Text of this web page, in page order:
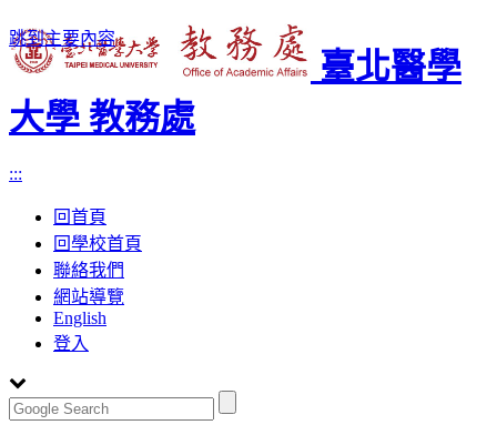
跳到主要內容
臺北醫學
大學 教務處
:::
回首頁
回學校首頁
聯絡我們
網站導覽
English
登入